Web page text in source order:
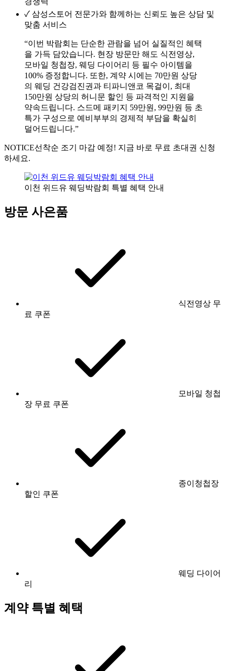
✓ 삼성스토어 전문가와 함께하는 신뢰도 높은 상담 및
맞춤 서비스
“이번 박람회는 단순한 관람을 넘어 실질적인 혜택
을 가득 담았습니다. 현장 방문만 해도 식전영상,
모바일 청첩장, 웨딩 다이어리 등 필수 아이템을
100% 증정합니다. 또한, 계약 시에는 70만원 상당
의 웨딩 건강검진권과 티파니앤코 목걸이, 최대
150만원 상당의 허니문 할인 등 파격적인 지원을
약속드립니다. 스드메 패키지 59만원, 99만원 등 초
특가 구성으로 예비부부의 경제적 부담을 확실히
덜어드립니다.”
NOTICE선착순 조기 마감 예정! 지금 바로 무료 초대권 신청
하세요.
이천 위드유 웨딩박람회 특별 혜택 안내
방문 사은품
식전영상 무
료 쿠폰
모바일 청첩
장 무료 쿠폰
종이청첩장
할인 쿠폰
웨딩 다이어
리
계약 특별 혜택